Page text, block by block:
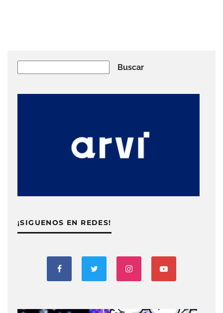
Buscar
¡SIGUENOS EN REDES!